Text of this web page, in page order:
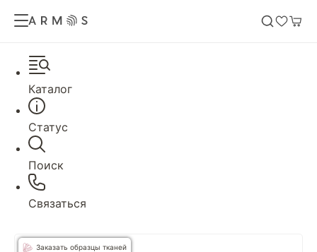
Каталог
Статус
Поиск
Связаться
Заказать образцы тканей